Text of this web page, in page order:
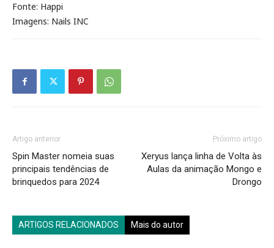
Fonte: Happi
Imagens: Nails INC
Artigo anterior
Spin Master nomeia suas
principais tendências de
brinquedos para 2024
Próximo artigo
Xeryus lança linha de Volta às
Aulas da animação Mongo e
Drongo
ARTIGOS RELACIONADOS Mais do autor